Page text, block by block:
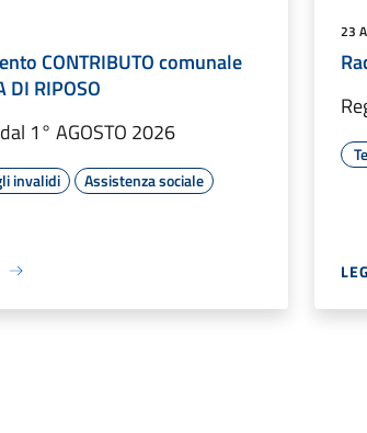
CONTRIBUTO comunale
DI RIPOSO
1° AGOSTO 2026
invalidi Assistenza sociale
23